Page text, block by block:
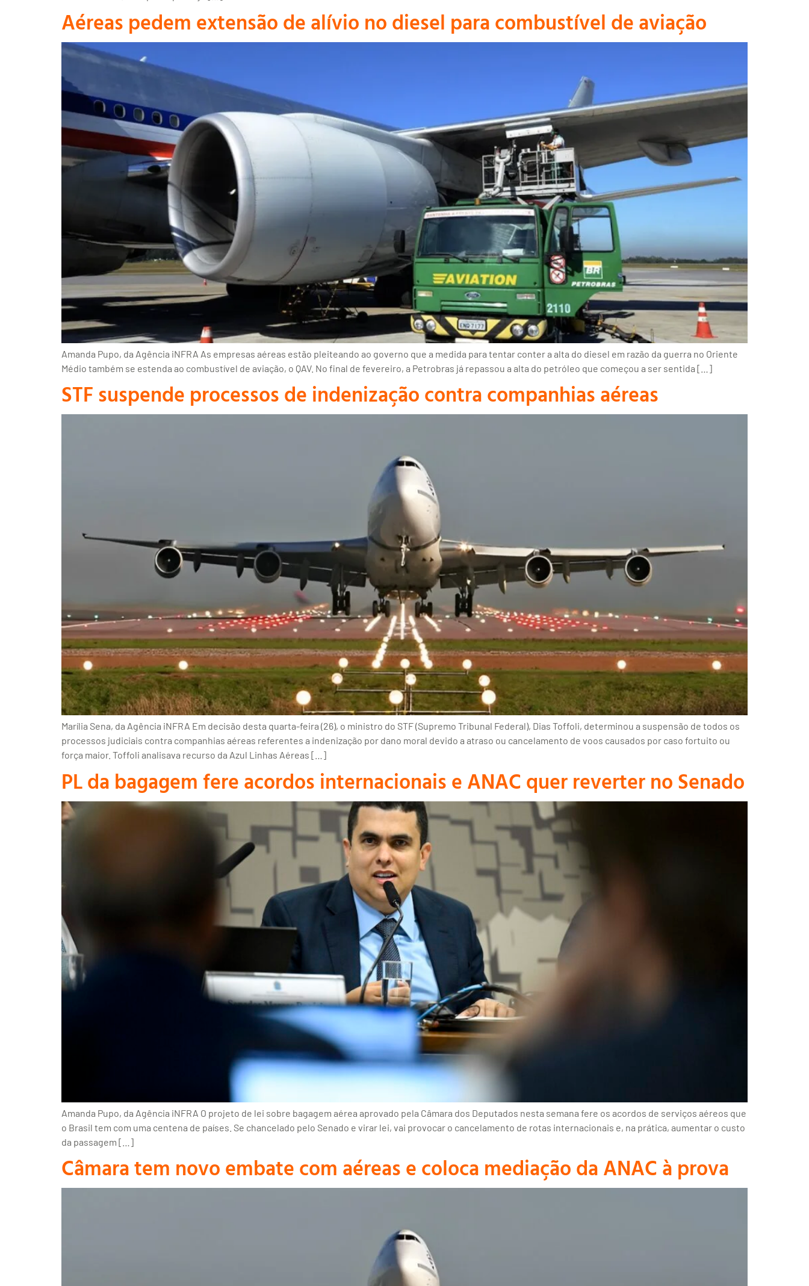
Aéreas pedem extensão de alívio no diesel para combustível de aviação
Amanda Pupo, da Agência iNFRA As empresas aéreas estão pleiteando ao governo que a medida para tentar conter a alta do diesel em razão da guerra no Oriente
Médio também se estenda ao combustível de aviação, o QAV. No final de fevereiro, a Petrobras já repassou a alta do petróleo que começou a ser sentida […]
STF suspende processos de indenização contra companhias aéreas
Marília Sena, da Agência iNFRA Em decisão desta quarta-feira (26), o ministro do STF (Supremo Tribunal Federal), Dias Toffoli, determinou a suspensão de todos os
processos judiciais contra companhias aéreas referentes a indenização por dano moral devido a atraso ou cancelamento de voos causados por caso fortuito ou
força maior. Toffoli analisava recurso da Azul Linhas Aéreas […]
PL da bagagem fere acordos internacionais e ANAC quer reverter no Senado
Amanda Pupo, da Agência iNFRA O projeto de lei sobre bagagem aérea aprovado pela Câmara dos Deputados nesta semana fere os acordos de serviços aéreos que
o Brasil tem com uma centena de países. Se chancelado pelo Senado e virar lei, vai provocar o cancelamento de rotas internacionais e, na prática, aumentar o custo
da passagem […]
Câmara tem novo embate com aéreas e coloca mediação da ANAC à prova